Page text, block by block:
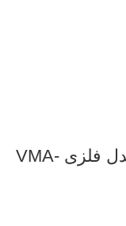
هواکش خانگی نمره 30 دمنده مدل فلزی VMA-